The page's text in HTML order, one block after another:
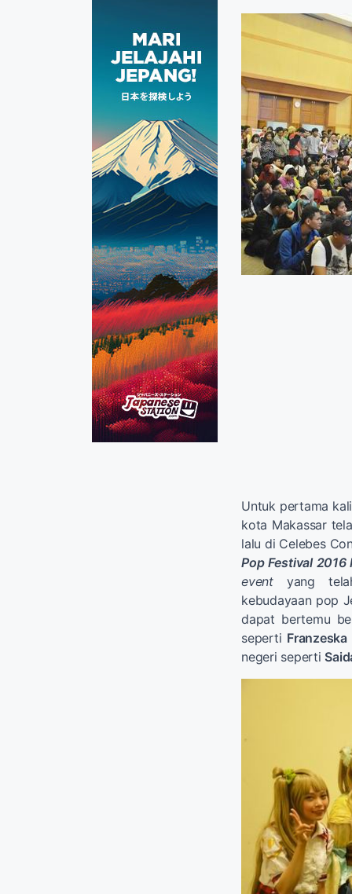
Untuk pertama
kota Makassar
lalu di Celebes
Pop Festival
eventyang telah
kebudayaan pop
dapat bertemu
seperti Franzeska
negeri seperti